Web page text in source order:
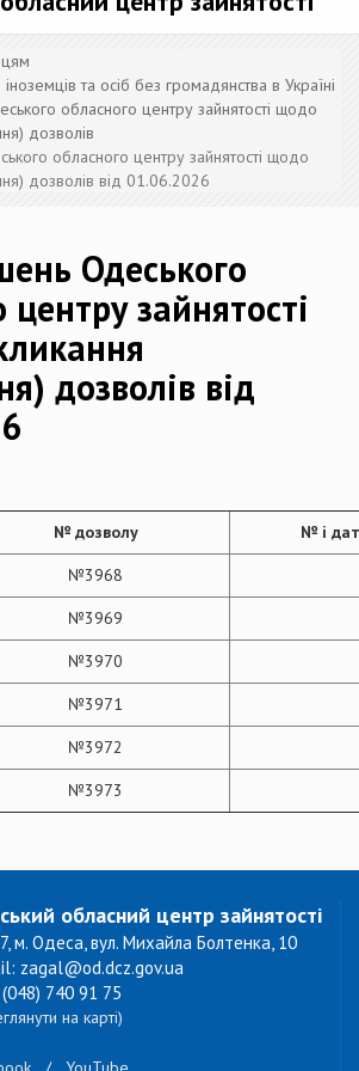
та осіб без громадянства в Україні
обласного центру зайнятості щодо
дозволів
обласного центру зайнятості щодо
дозволів від 01.06.2026
Одеського
центру зайнятості
дозволів від
№ дозволу
№ і
№3968
№3969
№3970
№3971
№3972
№3973
обласний центр зайнятості
м. Одеса, вул. Михайла Болтенка, 10
zagal@od.dcz.gov.ua
740 91 75
на карті)